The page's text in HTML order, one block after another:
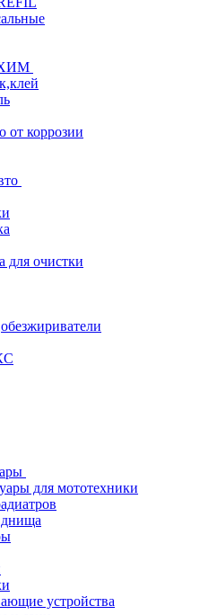
от коррозии
для очистки
для мототехники
устройства